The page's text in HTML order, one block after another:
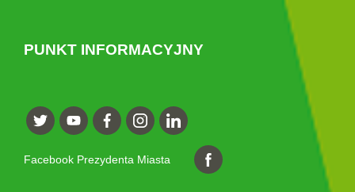
PUNKT INFORMACYJNY
Facebook Prezydenta Miasta